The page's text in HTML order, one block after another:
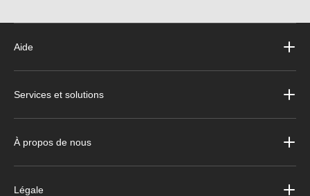
Aide
Services et solutions
À propos de nous
Légale